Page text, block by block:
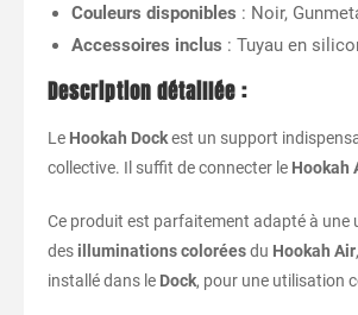
Couleurs disponibles : Noir,
Accessoires inclus : Tuyau en
Description détaillée :
Le Hookah Dockest un support
collective. Il suffit de connecter le Hookah
Ce produit est parfaitement adapté à une
des illuminations coloréesdu Hookah Air
installé dans le Dock, pour une utilisation